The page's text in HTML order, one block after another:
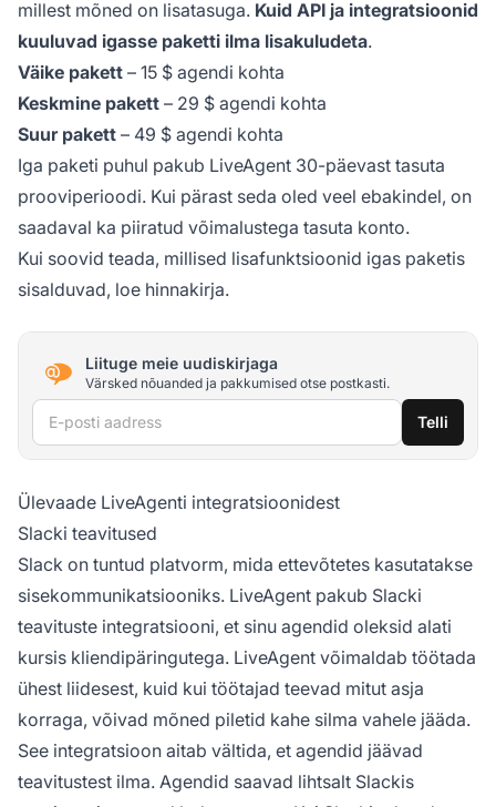
millest mõned on lisatasuga. Kuid API ja integratsioonid
kuuluvad igasse paketti ilma lisakuludeta.
Väike pakett – 15 $ agendi kohta
Keskmine pakett – 29 $ agendi kohta
Suur pakett – 49 $ agendi kohta
Iga paketi puhul pakub LiveAgent 30-päevast tasuta
prooviperioodi. Kui pärast seda oled veel ebakindel, on
saadaval ka piiratud võimalustega tasuta konto.
Kui soovid teada, millised lisafunktsioonid igas paketis
sisalduvad, loe hinnakirja.
Liituge meie uudiskirjaga
Värsked nõuanded ja pakkumised otse postkasti.
E-posti aadress Telli
Ülevaade LiveAgenti integratsioonidest
Slacki teavitused
Slack on tuntud platvorm, mida ettevõtetes kasutatakse
sisekommunikatsiooniks. LiveAgent pakub Slacki
teavituste integratsiooni, et sinu agendid oleksid alati
kursis kliendipäringutega. LiveAgent võimaldab töötada
ühest liidesest, kuid kui töötajad teevad mitut asja
korraga, võivad mõned piletid kahe silma vahele jääda.
See integratsioon aitab vältida, et agendid jäävad
teavitustest ilma. Agendid saavad lihtsalt Slackis